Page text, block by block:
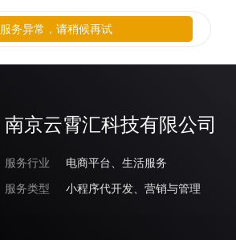
南京云霄汇科技有限公司
服务行业
电商平台、生活服务
服务类型
小程序代开发、营销与管理
服务异常，请稍候再试